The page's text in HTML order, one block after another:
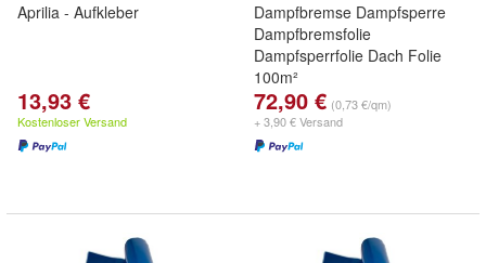
Aprilia - Aufkleber
13,93 €
Kostenloser Versand
Dampfbremse Dampfsperre
Dampfbremsfolie
Dampfsperrfolie Dach Folie
100m²
72,90 € (0,73 €/qm)
+ 3,90 € Versand